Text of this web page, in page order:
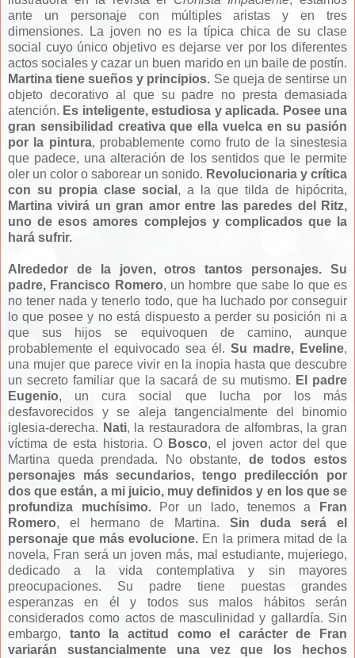
ante un personaje con múltiples aristas y en tres
dimensiones. La joven no es la típica chica de su clase
social cuyo único objetivo es dejarse ver por los diferentes
actos sociales y cazar un buen marido en un baile de postín.
Martina tiene sueños y principios. Se queja de sentirse un
objeto decorativo al que su padre no presta demasiada
atención. Es inteligente, estudiosa y aplicada. Posee una
gran sensibilidad creativa que ella vuelca en su pasión
por la pintura, probablemente como fruto de la sinestesia
que padece, una alteración de los sentidos que le permite
oler un color o saborear un sonido. Revolucionaria y crítica
con su propia clase social , a la que tilda de hipócrita,
Martina vivirá un gran amor entre las paredes del Ritz,
uno de esos amores complejos y complicados que la
hará sufrir.
Alrededor de la joven, otros tantos personajes. Su
padre, Francisco Romero, un hombre que sabe lo que es
no tener nada y tenerlo todo, que ha luchado por conseguir
lo que posee y no está dispuesto a perder su posición ni a
que sus hijos se equivoquen de camino, aunque
probablemente el equivocado sea él. Su madre, Eveline,
una mujer que parece vivir en la inopia hasta que descubre
un secreto familiar que la sacará de su mutismo. El padre
Eugenio, un cura social que lucha por los más
desfavorecidos y se aleja tangencialmente del binomio
iglesia-derecha. Nati, la restauradora de alfombras, la gran
víctima de esta historia. O Bosco, el joven actor del que
Martina queda prendada. No obstante, de todos estos
personajes más secundarios, tengo predilección por
dos que están, a mi juicio, muy definidos y en los que se
profundiza muchísimo. Por un lado, tenemos a Fran
Romero, el hermano de Martina. Sin duda será el
personaje que más evolucione. En la primera mitad de la
novela, Fran será un joven más, mal estudiante, mujeriego,
dedicado a la vida contemplativa y sin mayores
preocupaciones. Su padre tiene puestas grandes
esperanzas en él y todos sus malos hábitos serán
considerados como actos de masculinidad y gallardía. Sin
embargo, tanto la actitud como el carácter de Fran
variarán sustancialmente una vez que los hechos